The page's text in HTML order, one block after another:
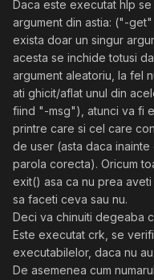
Daca este executat hlp
argument din astia: ("-
exista doar un singur
acesta se inchide totusi
argument aleatoriu, la fel
ati ghicit/aflat unul din
fiind "-msg"), atunci va fi
printre care si cel care
de user (asta daca
parola corecta). Oricum
exit() asa ca nu prea
sa faceti ceva sau nu.
Deci va chinuiti degeaba
Este executat crk, se
executabilelor, daca nu
De asemenea cum